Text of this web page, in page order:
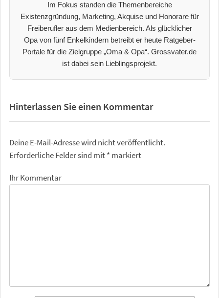
Im Fokus standen die Themenbereiche
Existenzgründung, Marketing, Akquise und Honorare für
Freiberufler aus dem Medienbereich. Als glücklicher
Opa von fünf Enkelkindern betreibt er heute Ratgeber-
Portale für die Zielgruppe „Oma & Opa“. Grossvater.de
ist dabei sein Lieblingsprojekt.
Hinterlassen Sie einen Kommentar
Deine E-Mail-Adresse wird nicht veröffentlicht.
Erforderliche Felder sind mit* markiert
Ihr Kommentar